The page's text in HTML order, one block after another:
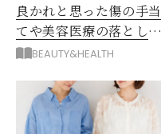
良かれと思った傷の手当
てや美容医療の落とし
穴！「形成外科」3大やめ
BEAUTY&HEALTH